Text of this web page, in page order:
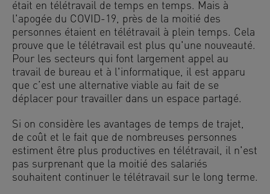
était en télétravail de temps en temps. Mais à
l'apogée du COVID-19, près de la moitié des
personnes étaient en télétravail à plein temps. Cela
prouve que le télétravail est plus qu'une nouveauté.
Pour les secteurs qui font largement appel au
travail de bureau et à l'informatique, il est apparu
que c’est une alternative viable au fait de se
déplacer pour travailler dans un espace partagé.
Si on considère les avantages de temps de trajet,
de coût et le fait que de nombreuses personnes
estiment être plus productives en télétravail, il n'est
pas surprenant que la moitié des salariés
souhaitent continuer le télétravail sur le long terme.